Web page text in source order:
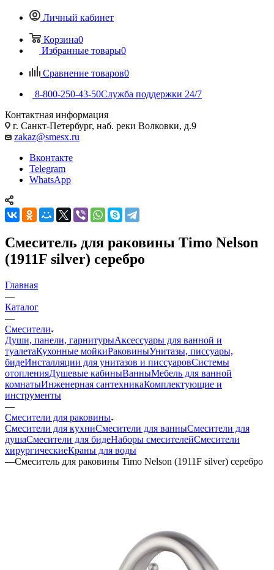
Личный кабинет
Корзина0
Избранные товары0
Сравнение товаров0
8-800-250-43-50Служба поддержки 24/7
Контактная информация
г. Санкт-Петербург, наб. реки Волковки, д.9
zakaz@smesx.ru
Вконтакте
Telegram
WhatsApp
Смеситель для раковины Timo Nelson
(1911F silver) серебро
Главная
—
Каталог
—
Смесители
Души, панели, гарнитурыАксессуары для ванной и
туалетаКухонные мойкиРаковиныУнитазы, писсуары,
бидеИнсталляции для унитазов и писсуаровСистемы
отопленияДушевые кабиныВанныМебель для ванной
комнатыИнженерная сантехникаКомплектующие и
инструменты
—
Смесители для раковины
Смесители для кухниСмесители для ванныСмесители для
душаСмесители для бидеНаборы смесителейСмесители
хирургическиеКраны для воды
—Смеситель для раковины Timo Nelson (1911F silver) серебро